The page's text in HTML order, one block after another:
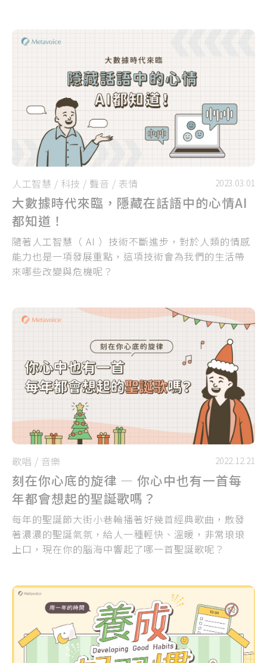
並不是因為你的聲音真的有問題，而是「社會期待」
人工智慧 / 科技 / 聲音 / 表情 2023.03.01
大數據時代來臨，隱藏在話語中的心情AI
都知道！
隨著人工智慧（ AI ）技術不斷進步，對於人類的情感
能力也是一項發展重點，這項技術會為我們的生活帶
來哪些改變與危機呢？
歌唱 / 音樂 2022.12.21
刻在你心底的旋律 — 你心中也有一首每
年都會想起的聖誕歌嗎？
每年的聖誕節大街小巷輪播著好幾首經典歌曲，散發
著濃濃的聖誕氣氛，給人一種輕快、溫暖，非常琅琅
上口，現在你的腦海中響起了哪一首聖誕歌呢？